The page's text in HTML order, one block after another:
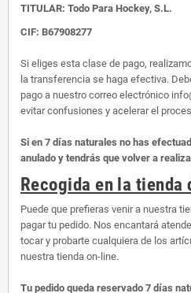
TITULAR: Todo Para Hockey, S.L.
CIF: B67908277
Si eliges esta clase de pago,
la transferencia se haga efectiva.
pago a nuestro correo electrónico
evitar confusiones y acelerar el
Si en 7 días naturales no has
anulado y tendrás que volver a
Recogida en la tienda
Puede que prefieras venir a nuestra
pagar tu pedido. Nos encantará
tocar y probarte cualquiera de los
nuestra tienda on-line.
Tu pedido queda reservado 7 días